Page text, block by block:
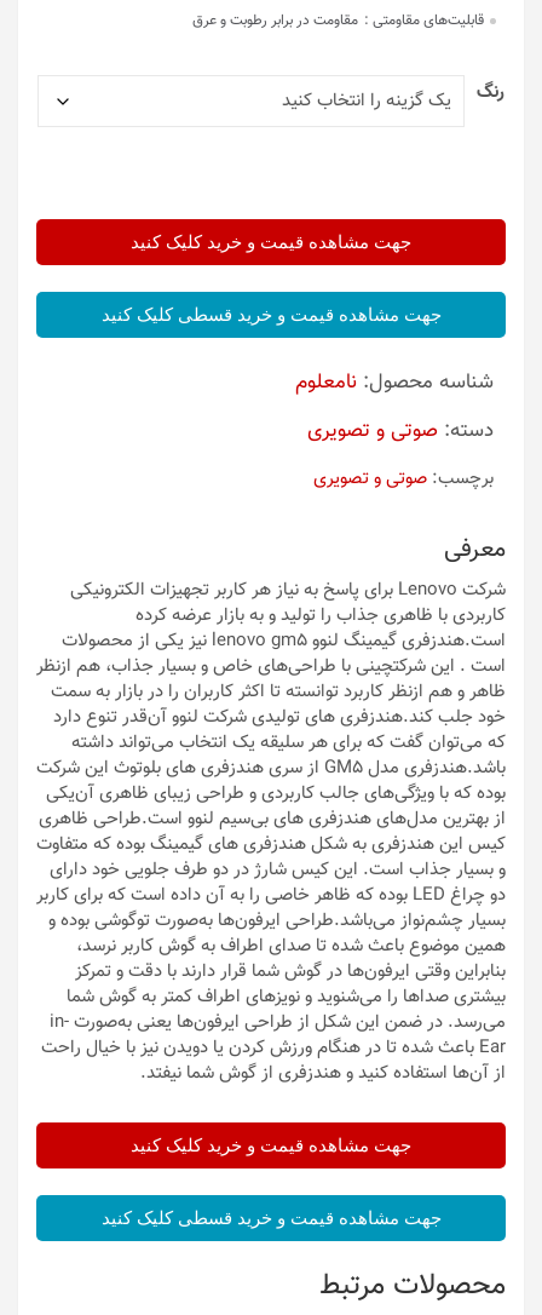
قابلیت‌های مقاومتی : مقاومت در برابر رطوبت و عرق
رنگ
جهت مشاهده قیمت و خرید کلیک کنید
جهت مشاهده قیمت و خرید قسطی کلیک کنید
شناسه محصول: نامعلوم
دسته: صوتی و تصویری
برچسب: صوتی و تصویری
معرفی
شرکت Lenovo برای پاسخ به نیاز هر کاربر تجهیزات الکترونیکی
کاربردی با ظاهری جذاب را تولید و به بازار عرضه کرده
است.هندزفری گیمینگ لنوو lenovo gm5 نیز یکی از محصولات
است . این شرکتچینی با طراحی‌های خاص و بسیار جذاب، هم ازنظر
ظاهر و هم ازنظر کاربرد توانسته تا اکثر کاربران را در بازار به سمت
خود جلب کند.هندزفری های تولیدی شرکت لنوو آن‌قدر تنوع دارد
که می‌توان گفت که برای هر سلیقه یک‌ انتخاب می‌تواند داشته
باشد.هندزفری مدل GM5 از سری هندزفری های بلوتوث این شرکت
بوده که با ویژگی‌های جالب کاربردی و طراحی زیبای ظاهری آن‌یکی
از بهترین مدل‌های هندزفری های بی‌سیم لنوو است.طراحی ظاهری
کیس این هندزفری به شکل هندزفری های گیمینگ بوده که متفاوت
و بسیار جذاب است. این کیس شارژ در دو طرف جلویی خود دارای
دو چراغ LED بوده که ظاهر خاصی را به آن داده است که برای کاربر
بسیار چشم‌نواز می‌باشد.طراحی ایرفون‌ها به‌صورت توگوشی بوده و
همین موضوع باعث شده تا صدای اطراف به گوش کاربر نرسد،
بنابراین وقتی ایرفون‌ها در گوش شما قرار دارند با دقت و تمرکز
بیشتری صداها را می‌شنوید و نویزهای اطراف کمتر به گوش شما
می‌رسد. در ضمن این شکل از طراحی ایرفون‌ها یعنی به‌صورت in-
Ear باعث شده تا در هنگام ورزش کردن یا دویدن نیز با خیال راحت
از آن‌ها استفاده کنید و هندزفری از گوش شما نیفتد.
جهت مشاهده قیمت و خرید کلیک کنید
جهت مشاهده قیمت و خرید قسطی کلیک کنید
محصولات مرتبط